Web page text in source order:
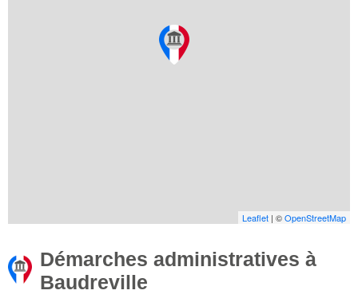
Leaflet | ©OpenStreetMap
Démarches administratives à
Baudreville